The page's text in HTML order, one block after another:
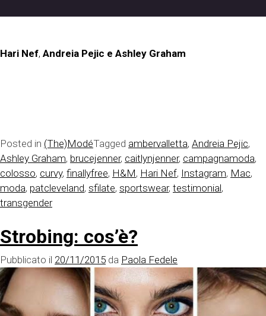
Hari Nef, Andreia Pejic e Ashley Graham
Posted in (The)ModéTagged ambervalletta, Andreia Pejic,
Ashley Graham, brucejenner, caitlynjenner, campagnamoda,
colosso, curvy, finallyfree, H&M, Hari Nef, Instagram, Mac,
moda, patcleveland, sfilate, sportswear, testimonial,
transgender
Strobing: cos’è?
Pubblicato il 20/11/2015 da Paola Fedele